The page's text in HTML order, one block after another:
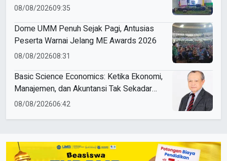
08/08/202609:35
Dome UMM Penuh Sejak Pagi, Antusias
Peserta Warnai Jelang ME Awards 2026
08/08/202608:31
Basic Science Economics: Ketika Ekonomi,
Manajemen, dan Akuntansi Tak Sekadar
Bicara Angka
08/08/202606:42